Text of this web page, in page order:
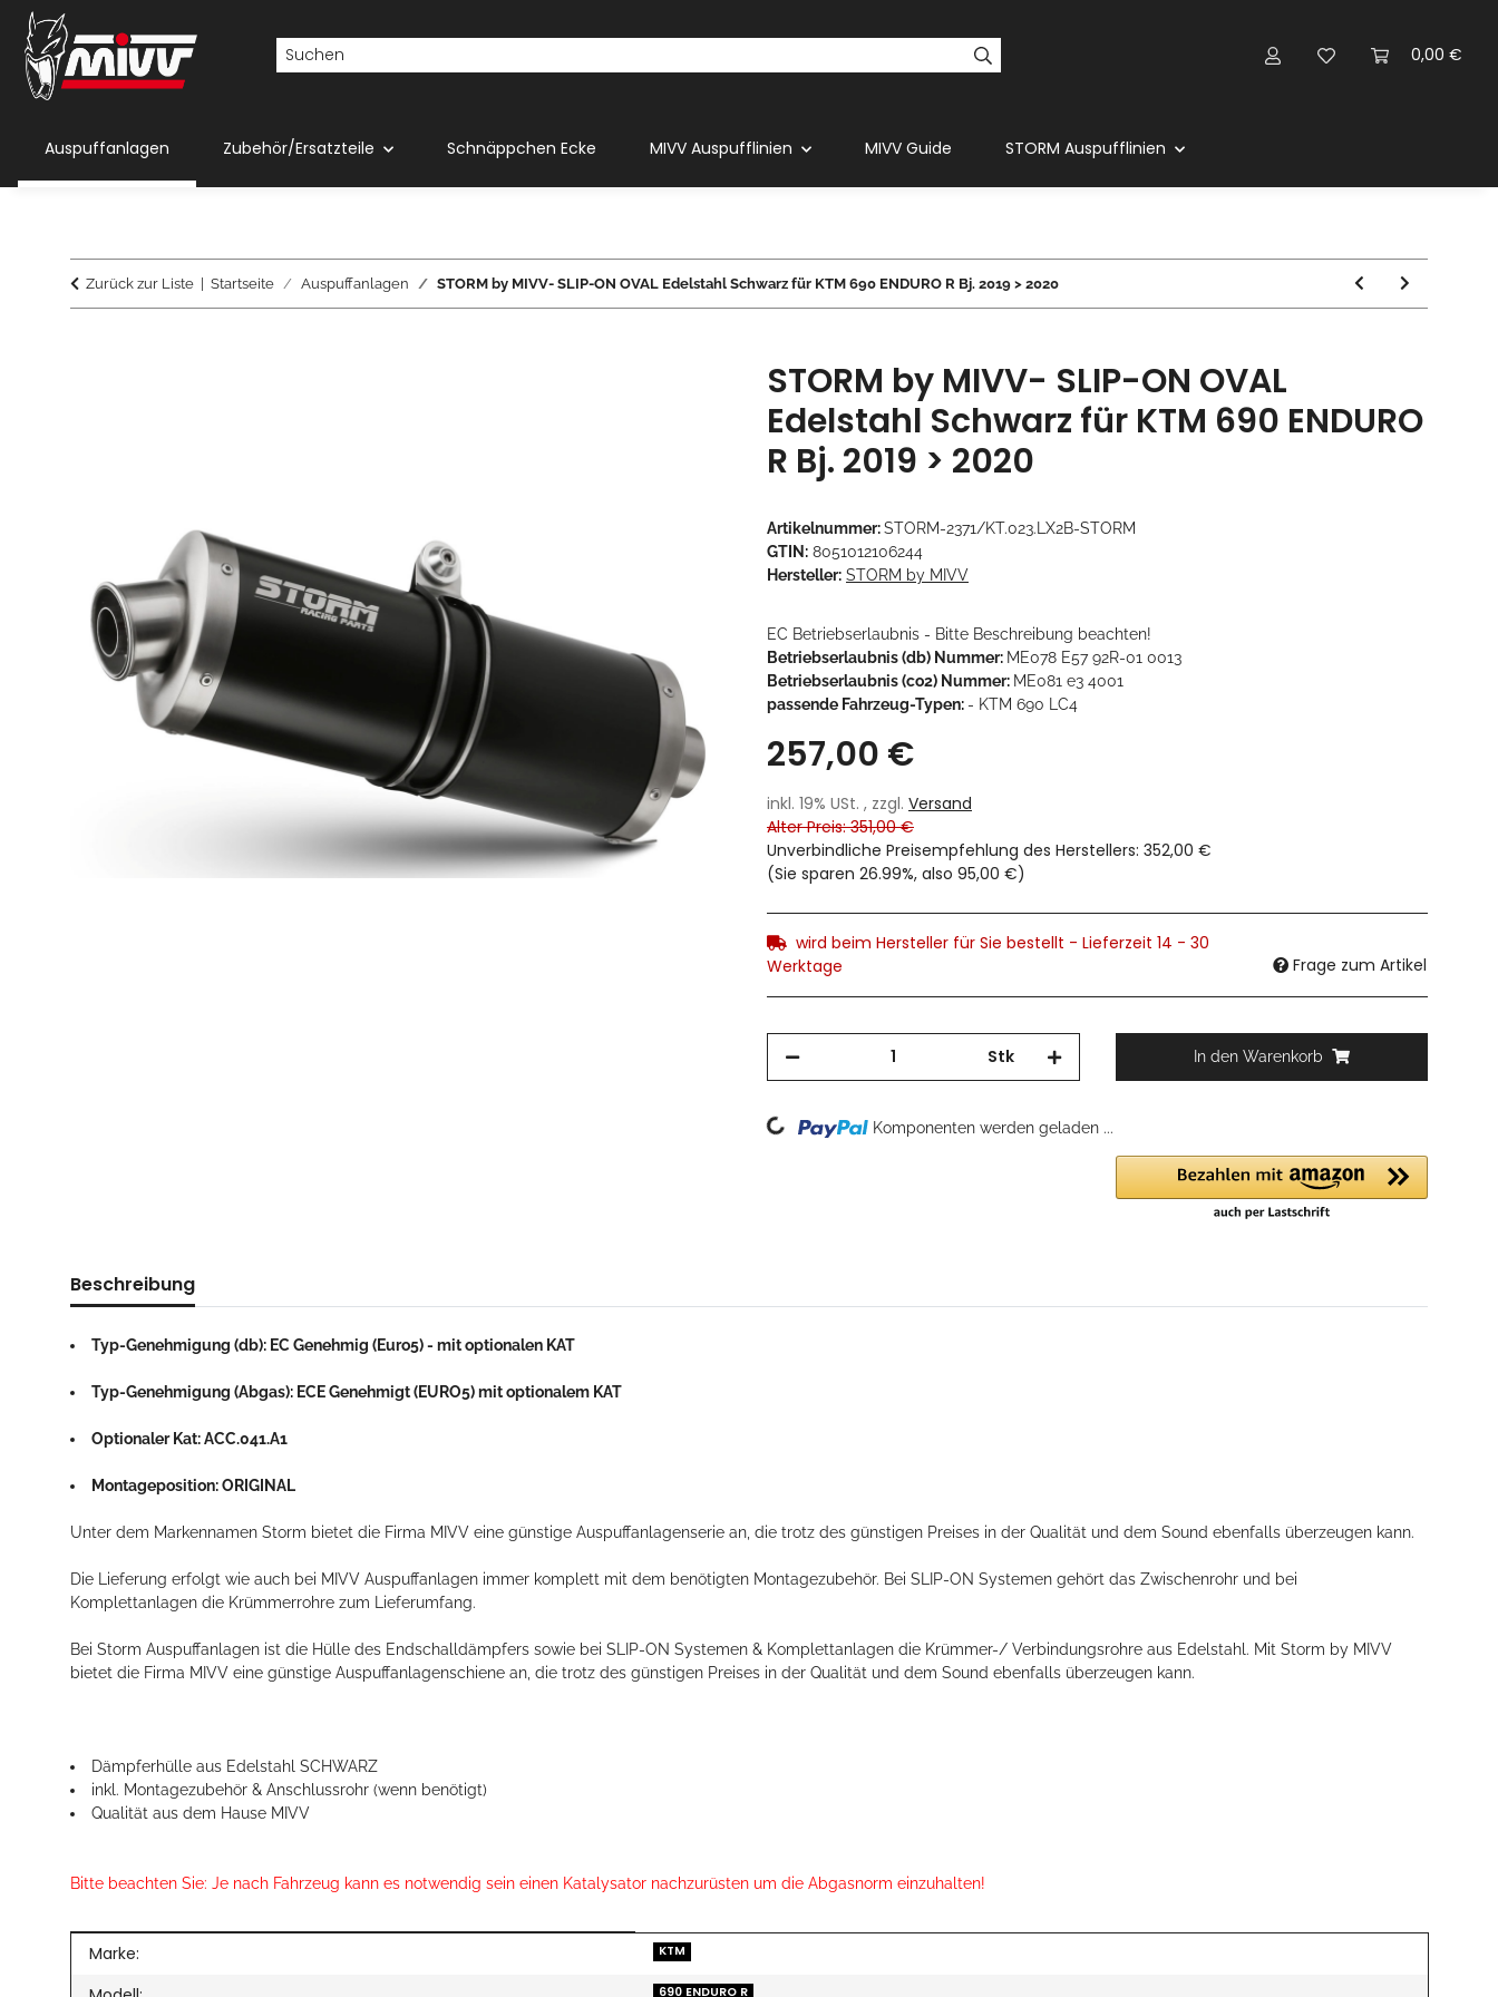
0,00 €
Auspuffanlagen Zubehör/Ersatzteile Schnäppchen Ecke MIVV Auspufflinien MIVV Guide STORM Auspufflinien
Zurück zur Liste Startseite Auspuffanlagen STORM by MIVV- SLIP-ON OVAL Edelstahl Schwarz für KTM 690 ENDURO R Bj. 2019 > 2020
STORM by MIVV- SLIP-ON OVAL
Edelstahl Schwarz für KTM 690 ENDURO
R Bj. 2019 > 2020
Artikelnummer:STORM-2371/KT.023.LX2B-STORM
GTIN: 8051012106244
Hersteller: STORM by MIVV
EC Betriebserlaubnis - Bitte Beschreibung beachten!
Betriebserlaubnis (db) Nummer: ME078 E57 92R-01 0013
Betriebserlaubnis (co2) Nummer: ME081 e3 4001
passende Fahrzeug-Typen: - KTM 690 LC4
257,00 €
inkl. 19% USt. , zzgl. Versand
Alter Preis: 351,00 €
Unverbindliche Preisempfehlung des Herstellers: 352,00 €
(Sie sparen 26.99%, also 95,00 €)
wird beim Hersteller für Sie bestellt - Lieferzeit 14 - 30
Werktage
Frage zum Artikel
Stk In den Warenkorb
Loading... Komponenten werden geladen ...
Beschreibung
Typ-Genehmigung (db): EC Genehmig (Euro5) - mit optionalen KAT
Typ-Genehmigung (Abgas): ECE Genehmigt (EURO5) mit optionalem KAT
Optionaler Kat: ACC.041.A1
Montageposition: ORIGINAL
Unter dem Markennamen Storm bietet die Firma MIVV eine günstige Auspuffanlagenserie an, die trotz des günstigen Preises in der Qualität und dem Sound ebenfalls überzeugen kann.
Die Lieferung erfolgt wie auch bei MIVV Auspuffanlagen immer komplett mit dem benötigten Montagezubehör. Bei SLIP-ON Systemen gehört das Zwischenrohr und bei
Komplettanlagen die Krümmerrohre zum Lieferumfang.
Bei Storm Auspuffanlagen ist die Hülle des Endschalldämpfers sowie bei SLIP-ON Systemen & Komplettanlagen die Krümmer-/ Verbindungsrohre aus Edelstahl. Mit Storm by MIVV
bietet die Firma MIVV eine günstige Auspuffanlagenschiene an, die trotz des günstigen Preises in der Qualität und dem Sound ebenfalls überzeugen kann.
Dämpferhülle aus Edelstahl SCHWARZ
inkl. Montagezubehör & Anschlussrohr (wenn benötigt)
Qualität aus dem Hause MIVV
Bitte beachten Sie: Je nach Fahrzeug kann es notwendig sein einen Katalysator nachzurüsten um die Abgasnorm einzuhalten!
Produkteigenschaft
Wert
Marke: KTM
690 ENDURO R